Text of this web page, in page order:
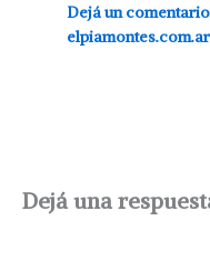
Dejá un comentario
elpiamontes.com.ar
Dejá una